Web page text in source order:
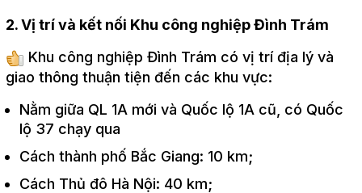
2. Vị trí và kết nối Khu công nghiệp Đình Trám
Khu công nghiệp Đình Trám có vị trí địa lý và
giao thông thuận tiện đến các khu vực:
Nằm giữa QL 1A mới và Quốc lộ 1A cũ, có Quốc
lộ 37 chạy qua
Cách thành phố Bắc Giang: 10 km;
Cách Thủ đô Hà Nội: 40 km;